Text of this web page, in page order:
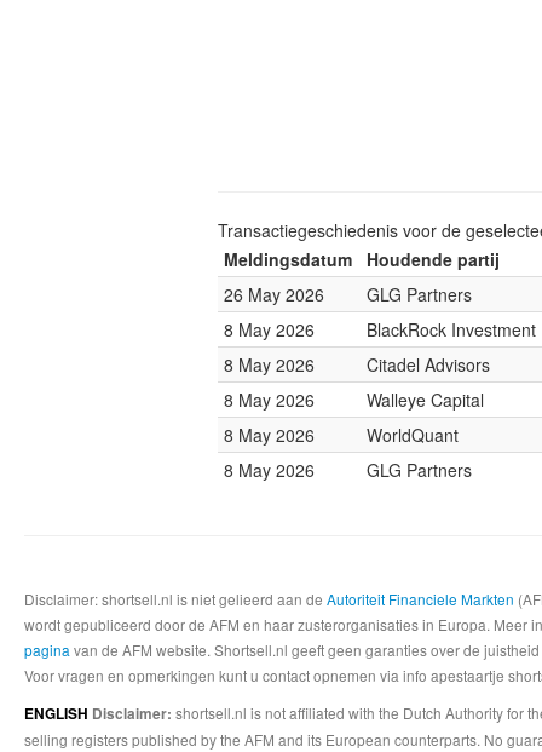
Transactiegeschiedenis voor de
Meldingsdatum
Houdende partij
26 May 2026
GLG Partners
8 May 2026
BlackRock
8 May 2026
Citadel Advisors
8 May 2026
Walleye Capital
8 May 2026
WorldQuant
8 May 2026
GLG Partners
Disclaimer: shortsell.nl is niet gelieerd aan de Autoriteit Financiele Markten
wordt gepubliceerd door de AFM en haar zusterorganisaties in Europa.
pagina van de AFM website. Shortsell.nl geeft geen garanties over de
Voor vragen en opmerkingen kunt u contact opnemen via info apestaartje
ENGLISH Disclaimer: shortsell.nl is not affiliated with the Dutch Authority for
selling registers published by the AFM and its European counterparts. No